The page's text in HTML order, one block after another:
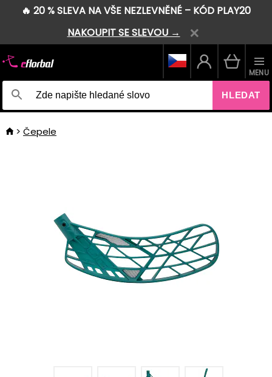
🔥 20 % SLEVA NA VŠE NEZLEVNĚNÉ – KÓD PLAY20
NAKOUPIT SE SLEVOU →
HLEDAT
MENU
Čepele